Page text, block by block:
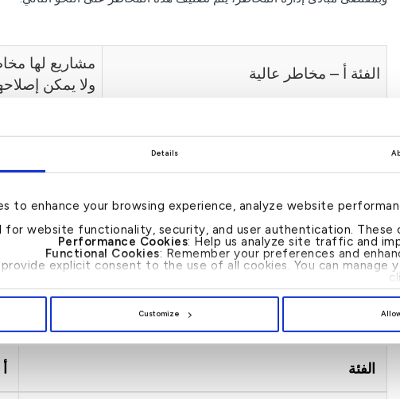
Details
to enhance your browsing experience, analyze website
for website functionality, security, and user authentication. These
Performance Cookies: Help us analyze site traffic and
Functional Cookies: Remember your preferences and
provide explicit consent to the use of all cookies. You can manage
Customize
الفئة أ – مخاطر عالية
مشاريع لها
ولا يمكن
مشاريع لها
واجتماعياً،
إصلاحها بشكل
الفئة ج – مخاطر منخفضة
مشاريع لها
واجتماعياً.
عدد معاملات تمويل المشاريع التي أُغلقت بياناتها المالية.
الفئة أ